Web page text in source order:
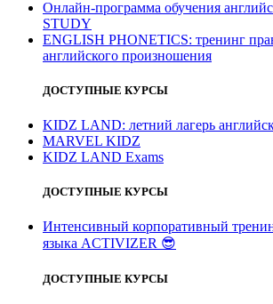
Онлайн-программа обучения
STUDY
ENGLISH PHONETICS: тренинг
английского произношения
ДОСТУПНЫЕ КУРСЫ
KIDZ LAND: летний лагерь
MARVEL KIDZ
KIDZ LAND Exams
ДОСТУПНЫЕ КУРСЫ
Интенсивный корпоративный
языка ACTIVIZER 😎
ДОСТУПНЫЕ КУРСЫ